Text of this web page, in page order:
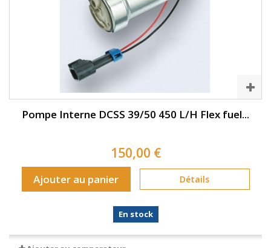
Pompe Interne DCSS 39/50 450 L/H Flex fuel...
150,00 €
Ajouter au panier Détails
En stock